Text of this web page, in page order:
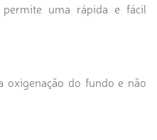
uma rápida e fácil
oxigenação do fundo e não